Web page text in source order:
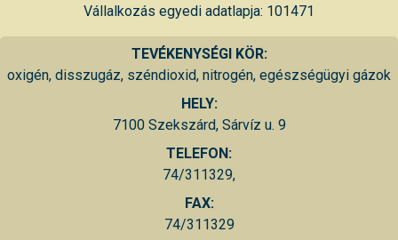
Vállalkozás egyedi adatlapja: 101471
TEVÉKENYSÉGI KÖR:
oxigén, disszugáz, széndioxid, nitrogén, egészségügyi gázok
HELY:
7100 Szekszárd, Sárvíz u. 9
TELEFON:
74/311329,
FAX:
74/311329